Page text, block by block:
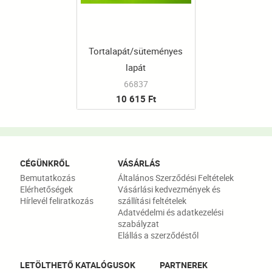
Tortalapát/süteményes
lapát
66837
10 615 Ft
CÉGÜNKRŐL
Bemutatkozás
Elérhetőségek
Hírlevél feliratkozás
VÁSÁRLÁS
Általános Szerződési Feltételek
Vásárlási kedvezmények és
szállítási feltételek
Adatvédelmi és adatkezelési
szabályzat
Elállás a szerződéstől
LETÖLTHETŐ KATALÓGUSOK
PARTNEREK